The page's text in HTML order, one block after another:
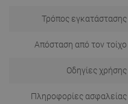
Τρόπος εγκατάστασης
Απόσταση από τον τοίχο
Οδηγίες χρήσης
Πληροφορίες ασφαλείας